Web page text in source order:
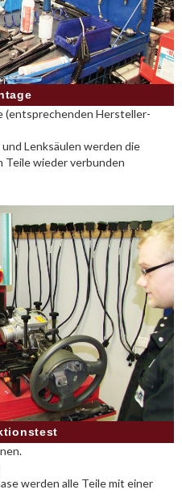
(entsprechenden Hersteller-
Lenksäulen werden die
Teile wieder verbunden
werden alle Teile mit einer